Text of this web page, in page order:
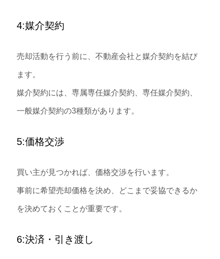
4:媒介契約
売却活動を行う前に、不動産会社と媒介契約を結び
ます。
媒介契約には、専属専任媒介契約、専任媒介契約、
一般媒介契約の3種類があります。
5:価格交渉
買い主が見つかれば、価格交渉を行います。
事前に希望売却価格を決め、どこまで妥協できるか
を決めておくことが重要です。
6:決済・引き渡し